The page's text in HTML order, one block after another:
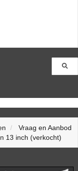
Vraag en Aanbod
13 inch (verkocht)